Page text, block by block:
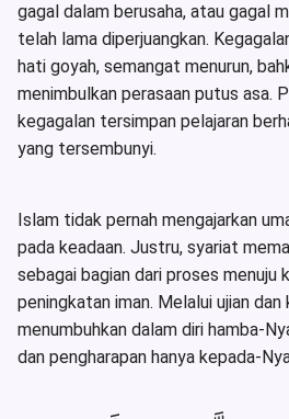
gagal dalam berusaha, atau gagal
telah lama diperjuangkan.
hati goyah, semangat menurun,
menimbulkan perasaan putus asa.
kegagalan tersimpan pelajaran
yang tersembunyi.
Islam tidak pernah mengajarkan
pada keadaan. Justru, syariat
sebagai bagian dari proses menuju
peningkatan iman. Melalui ujian
menumbuhkan dalam diri hamba-
dan pengharapan hanya kepada-